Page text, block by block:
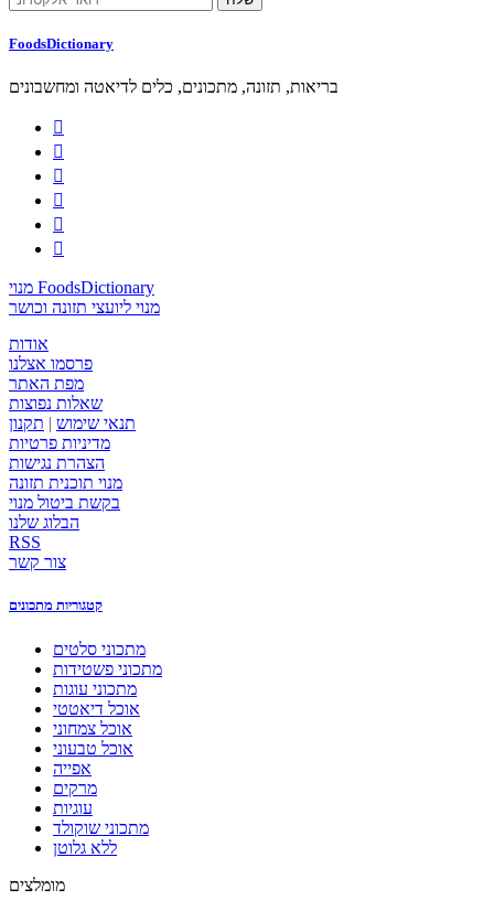
FoodsDictionary
בריאות, תזונה, מתכונים, כלים לדיאטה ומחשבונים






מנוי FoodsDictionary
מנוי ליועצי תזונה וכושר
אודות
פרסמו אצלנו
מפת האתר
שאלות נפוצות
תנאי שימוש | תקנון
מדיניות פרטיות
הצהרת נגישות
מנוי תוכנית תזונה
בקשת ביטול מנוי
הבלוג שלנו
RSS
צור קשר
קטגוריות מתכונים
מתכוני סלטים
מתכוני פשטידות
מתכוני עוגות
אוכל דיאטטי
אוכל צמחוני
אוכל טבעוני
אפייה
מרקים
עוגיות
מתכוני שוקולד
ללא גלוטן
מומלצים